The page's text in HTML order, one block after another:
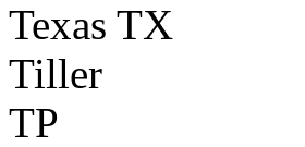
Texas TX
Tiller
TP